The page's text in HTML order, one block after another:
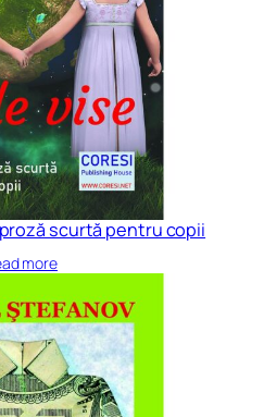
proză scurtă pentru copii
more